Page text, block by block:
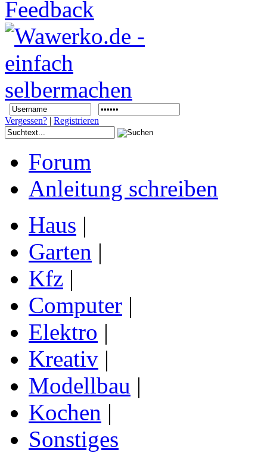
Vergessen? | Registrieren
Forum
Anleitung schreiben
Haus |
Garten |
Kfz |
Computer |
Elektro |
Kreativ |
Modellbau |
Kochen |
Sonstiges